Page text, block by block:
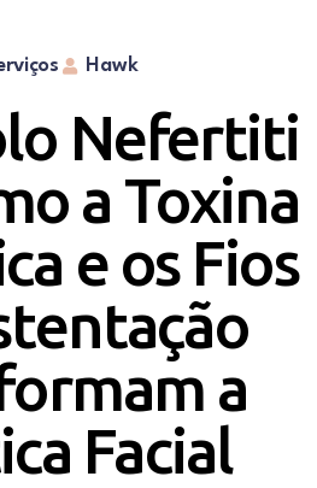
Hawk
Nefertiti
a Toxina
e os Fios
a
Facial